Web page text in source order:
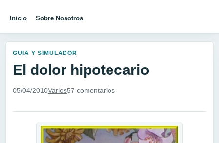
Inicio Sobre Nosotros
GUIA Y SIMULADOR
El dolor hipotecario
05/04/2010Varios57 comentarios